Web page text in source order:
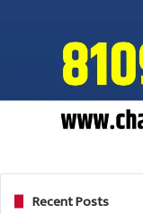
Recent Posts